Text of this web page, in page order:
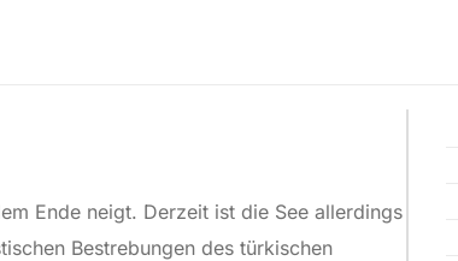
Ende neigt. Derzeit ist die See allerdings
Bestrebungen des türkischen